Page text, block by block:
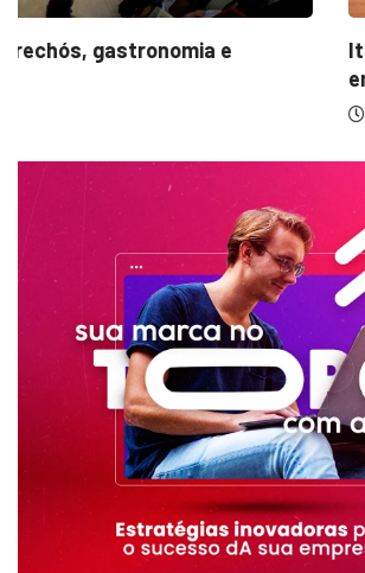
Itamar cobra prazo para